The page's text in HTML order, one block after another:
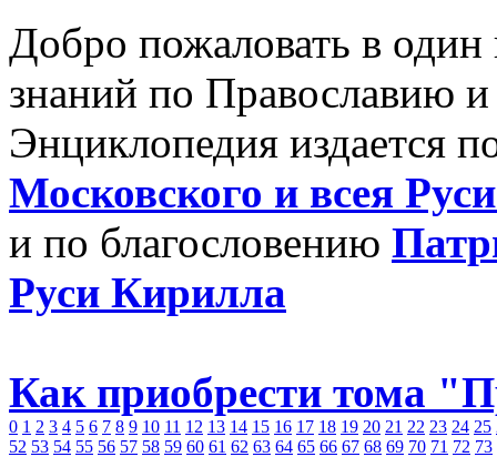
Добро пожаловать в
знаний по Православию
Энциклопедия издается
Московского и всея
и по благословению
Руси Кирилла
Как приобрести тома
0 1 2 3 4 5 6 7 8 9 10 11 12 13 14 15 16 17 18 19 20 21 22 23 24 25
52 53 54 55 56 57 58 59 60 61 62 63 64 65 66 67 68 69 70 71 72 73